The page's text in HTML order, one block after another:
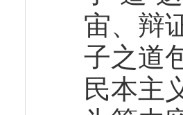
宙、辩
子之道
民本主